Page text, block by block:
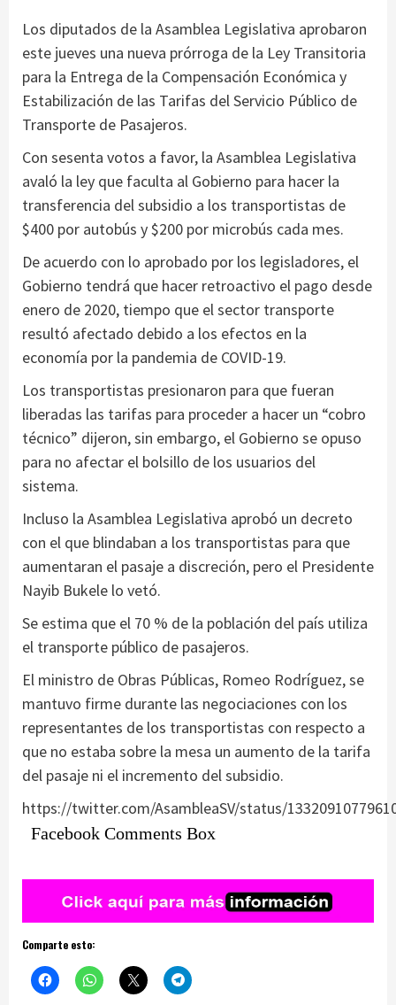
Los diputados de la Asamblea Legislativa aprobaron
este jueves una nueva prórroga de la Ley Transitoria
para la Entrega de la Compensación Económica y
Estabilización de las Tarifas del Servicio Público de
Transporte de Pasajeros.
Con sesenta votos a favor, la Asamblea Legislativa
avaló la ley que faculta al Gobierno para hacer la
transferencia del subsidio a los transportistas de
$400 por autobús y $200 por microbús cada mes.
De acuerdo con lo aprobado por los legisladores, el
Gobierno tendrá que hacer retroactivo el pago desde
enero de 2020, tiempo que el sector transporte
resultó afectado debido a los efectos en la
economía por la pandemia de COVID-19.
Los transportistas presionaron para que fueran
liberadas las tarifas para proceder a hacer un “cobro
técnico” dijeron, sin embargo, el Gobierno se opuso
para no afectar el bolsillo de los usuarios del
sistema.
Incluso la Asamblea Legislativa aprobó un decreto
con el que blindaban a los transportistas para que
aumentaran el pasaje a discreción, pero el Presidente
Nayib Bukele lo vetó.
Se estima que el 70 % de la población del país utiliza
el transporte público de pasajeros.
El ministro de Obras Públicas, Romeo Rodríguez, se
mantuvo firme durante las negociaciones con los
representantes de los transportistas con respecto a
que no estaba sobre la mesa un aumento de la tarifa
del pasaje ni el incremento del subsidio.
https://twitter.com/AsambleaSV/status/
Facebook Comments Box
Comparte esto: